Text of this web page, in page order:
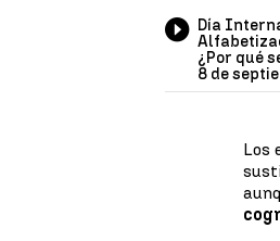
Día
¿Por qué
8 de
Los